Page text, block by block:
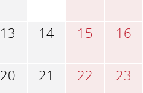
13 14 15 16
20 21 22 23